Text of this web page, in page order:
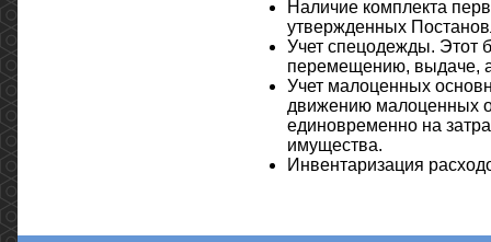
Наличие комплекта
утвержденных
Учет спецодежды. Этот
перемещению, выдаче,
Учет малоценных
движению малоценных
единовременно на
имущества.
Инвентаризация